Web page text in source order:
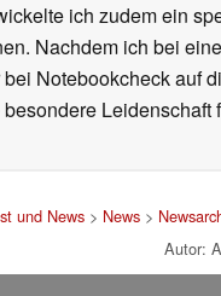
ich zudem ein
Nachdem ich bei
Notebookcheck auf
und News > News >
Autor: